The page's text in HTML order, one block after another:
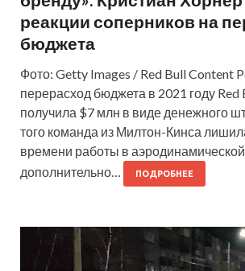
реакции соперников на
бюджета
Фото: Getty Images / Red Bull Content
перерасход бюджета в 2021 году Red
получила $7 млн в виде денежного
того команда из Милтон-Кинса
времени работы в
дополнительно…
ПОДРОБНЕЕ